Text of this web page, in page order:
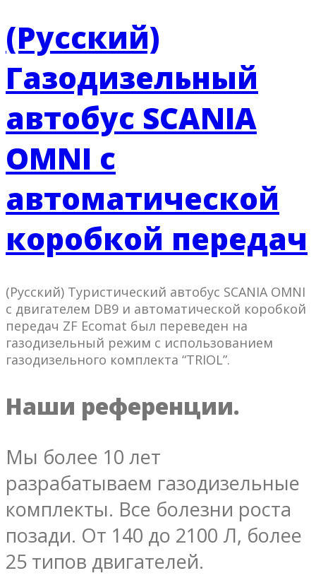
(Русский)
Газодизельный
автобус SCANIA
OMNI с
автоматической
коробкой передач
(Русский) Туристический автобус SCANIA OMNI
c двигателем DB9 и автоматической коробкой
передач ZF Ecomat был переведен на
газодизельный режим с использованием
газодизельного комплекта “TRIOL”.
Наши референции.
Мы более 10 лет
разрабатываем газодизельные
комплекты. Все болезни роста
позади. От 140 до 2100 Л, более
25 типов двигателей.